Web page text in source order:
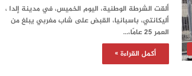
ألقت الشرطة الوطنية، اليوم الخميس، في مدينة إلدا ،
أليكانتي، باسبانيا، القبض على شاب مغربي يبلغ من
العمر 25 عامًا،…
أكمل القراءة »